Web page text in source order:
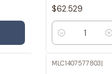
$62.529
Cantidad
MLC1407577803